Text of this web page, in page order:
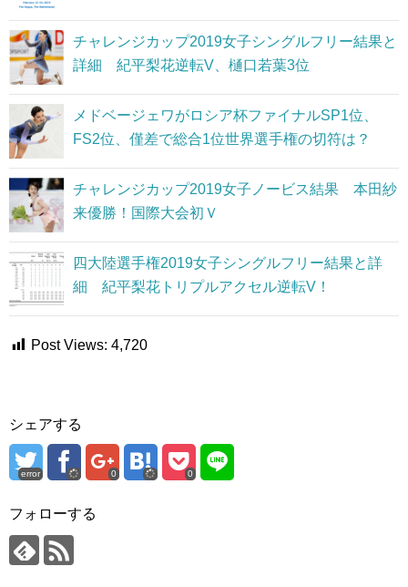
チャレンジカップ2019女子シングルフリー結果と
詳細 紀平梨花逆転V、樋口若葉3位
メドベージェワがロシア杯ファイナルSP1位、
FS2位、僅差で総合1位世界選手権の切符は？
チャレンジカップ2019女子ノービス結果 本田紗
来優勝！国際大会初Ｖ
四大陸選手権2019女子シングルフリー結果と詳
細 紀平梨花トリプルアクセル逆転V！
Post Views: 4,720
シェアする
error 0 0
フォローする